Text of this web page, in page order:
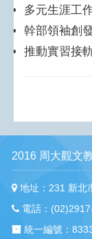
多元生涯工作
幹部領袖創
推動實習接
2016 周大觀文
地址：231 新北
電話：
統一編號：